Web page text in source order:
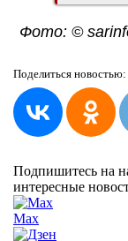
Фото: ©
Поделиться новостью:
Подпишитесь на
интересные
Max